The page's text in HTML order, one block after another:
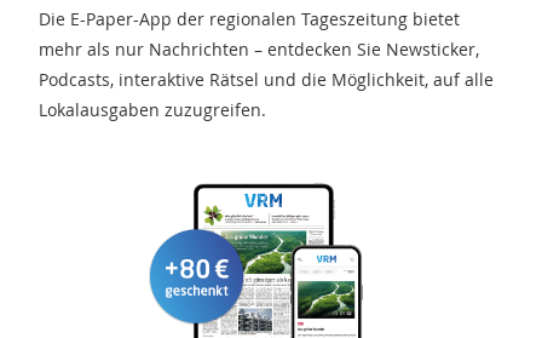
Die E-Paper-App der regionalen Tageszeitung bietet
mehr als nur Nachrichten – entdecken Sie Newsticker,
Podcasts, interaktive Rätsel und die Möglichkeit, auf alle
Lokalausgaben zuzugreifen.